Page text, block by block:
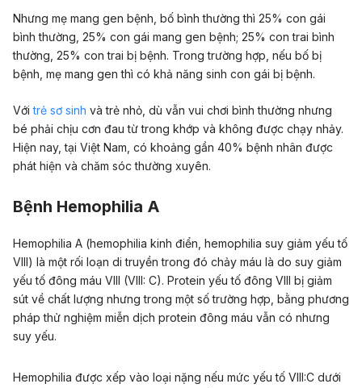
Nhưng mẹ mang gen bệnh, bố bình thường thì 25% con gái
bình thường, 25% con gái mang gen bệnh; 25% con trai bình
thường, 25% con trai bị bệnh. Trong trường hợp, nếu bố bị
bệnh, mẹ mang gen thì có khả năng sinh con gái bị bệnh.
Vớitrẻ sơ sinh và trẻ nhỏ, dù vẫn vui chơi bình thường nhưng
bé phải chịu cơn đau từ trong khớp và không được chạy nhảy.
Hiện nay, tại Việt Nam, có khoảng gần 40% bệnh nhân được
phát hiện và chăm sóc thường xuyên.
Bệnh Hemophilia A
Hemophilia A (hemophilia kinh điển, hemophilia suy giảm yếu tố
VIII) là một rối loạn di truyền trong đó chảy máu là do suy giảm
yếu tố đông máu VIII (VIII: C). Protein yếu tố đông VIII bị giảm
sút về chất lượng nhưng trong một số trường hợp, bằng phương
pháp thử nghiệm miễn dịch protein đông máu vẫn có nhưng
suy yếu.
Hemophilia được xếp vào loại nặng nếu mức yếu tố VIII:C dưới